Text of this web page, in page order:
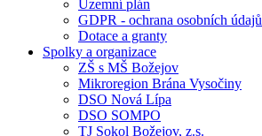
Územní plán
GDPR - ochrana osobních údajů
Dotace a granty
Spolky a organizace
ZŠ s MŠ Božejov
Mikroregion Brána Vysočiny
DSO Nová Lípa
DSO SOMPO
TJ Sokol Božejov, z.s.